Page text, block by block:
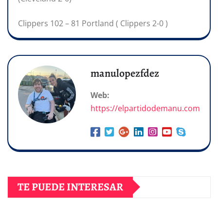
Clippers 102 – 81 Portland ( Clippers 2-0 )
manulopezfdez
Web:
https://elpartidodemanu.com
TE PUEDE INTERESAR